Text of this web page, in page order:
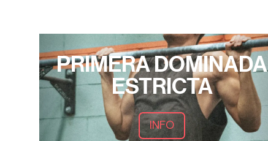
PRIMERA DOMINADA
ESTRICTA
INFO